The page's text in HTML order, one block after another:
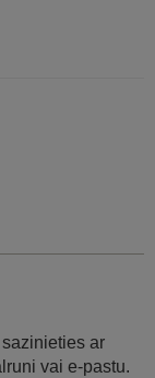
ar
vai e-pastu.